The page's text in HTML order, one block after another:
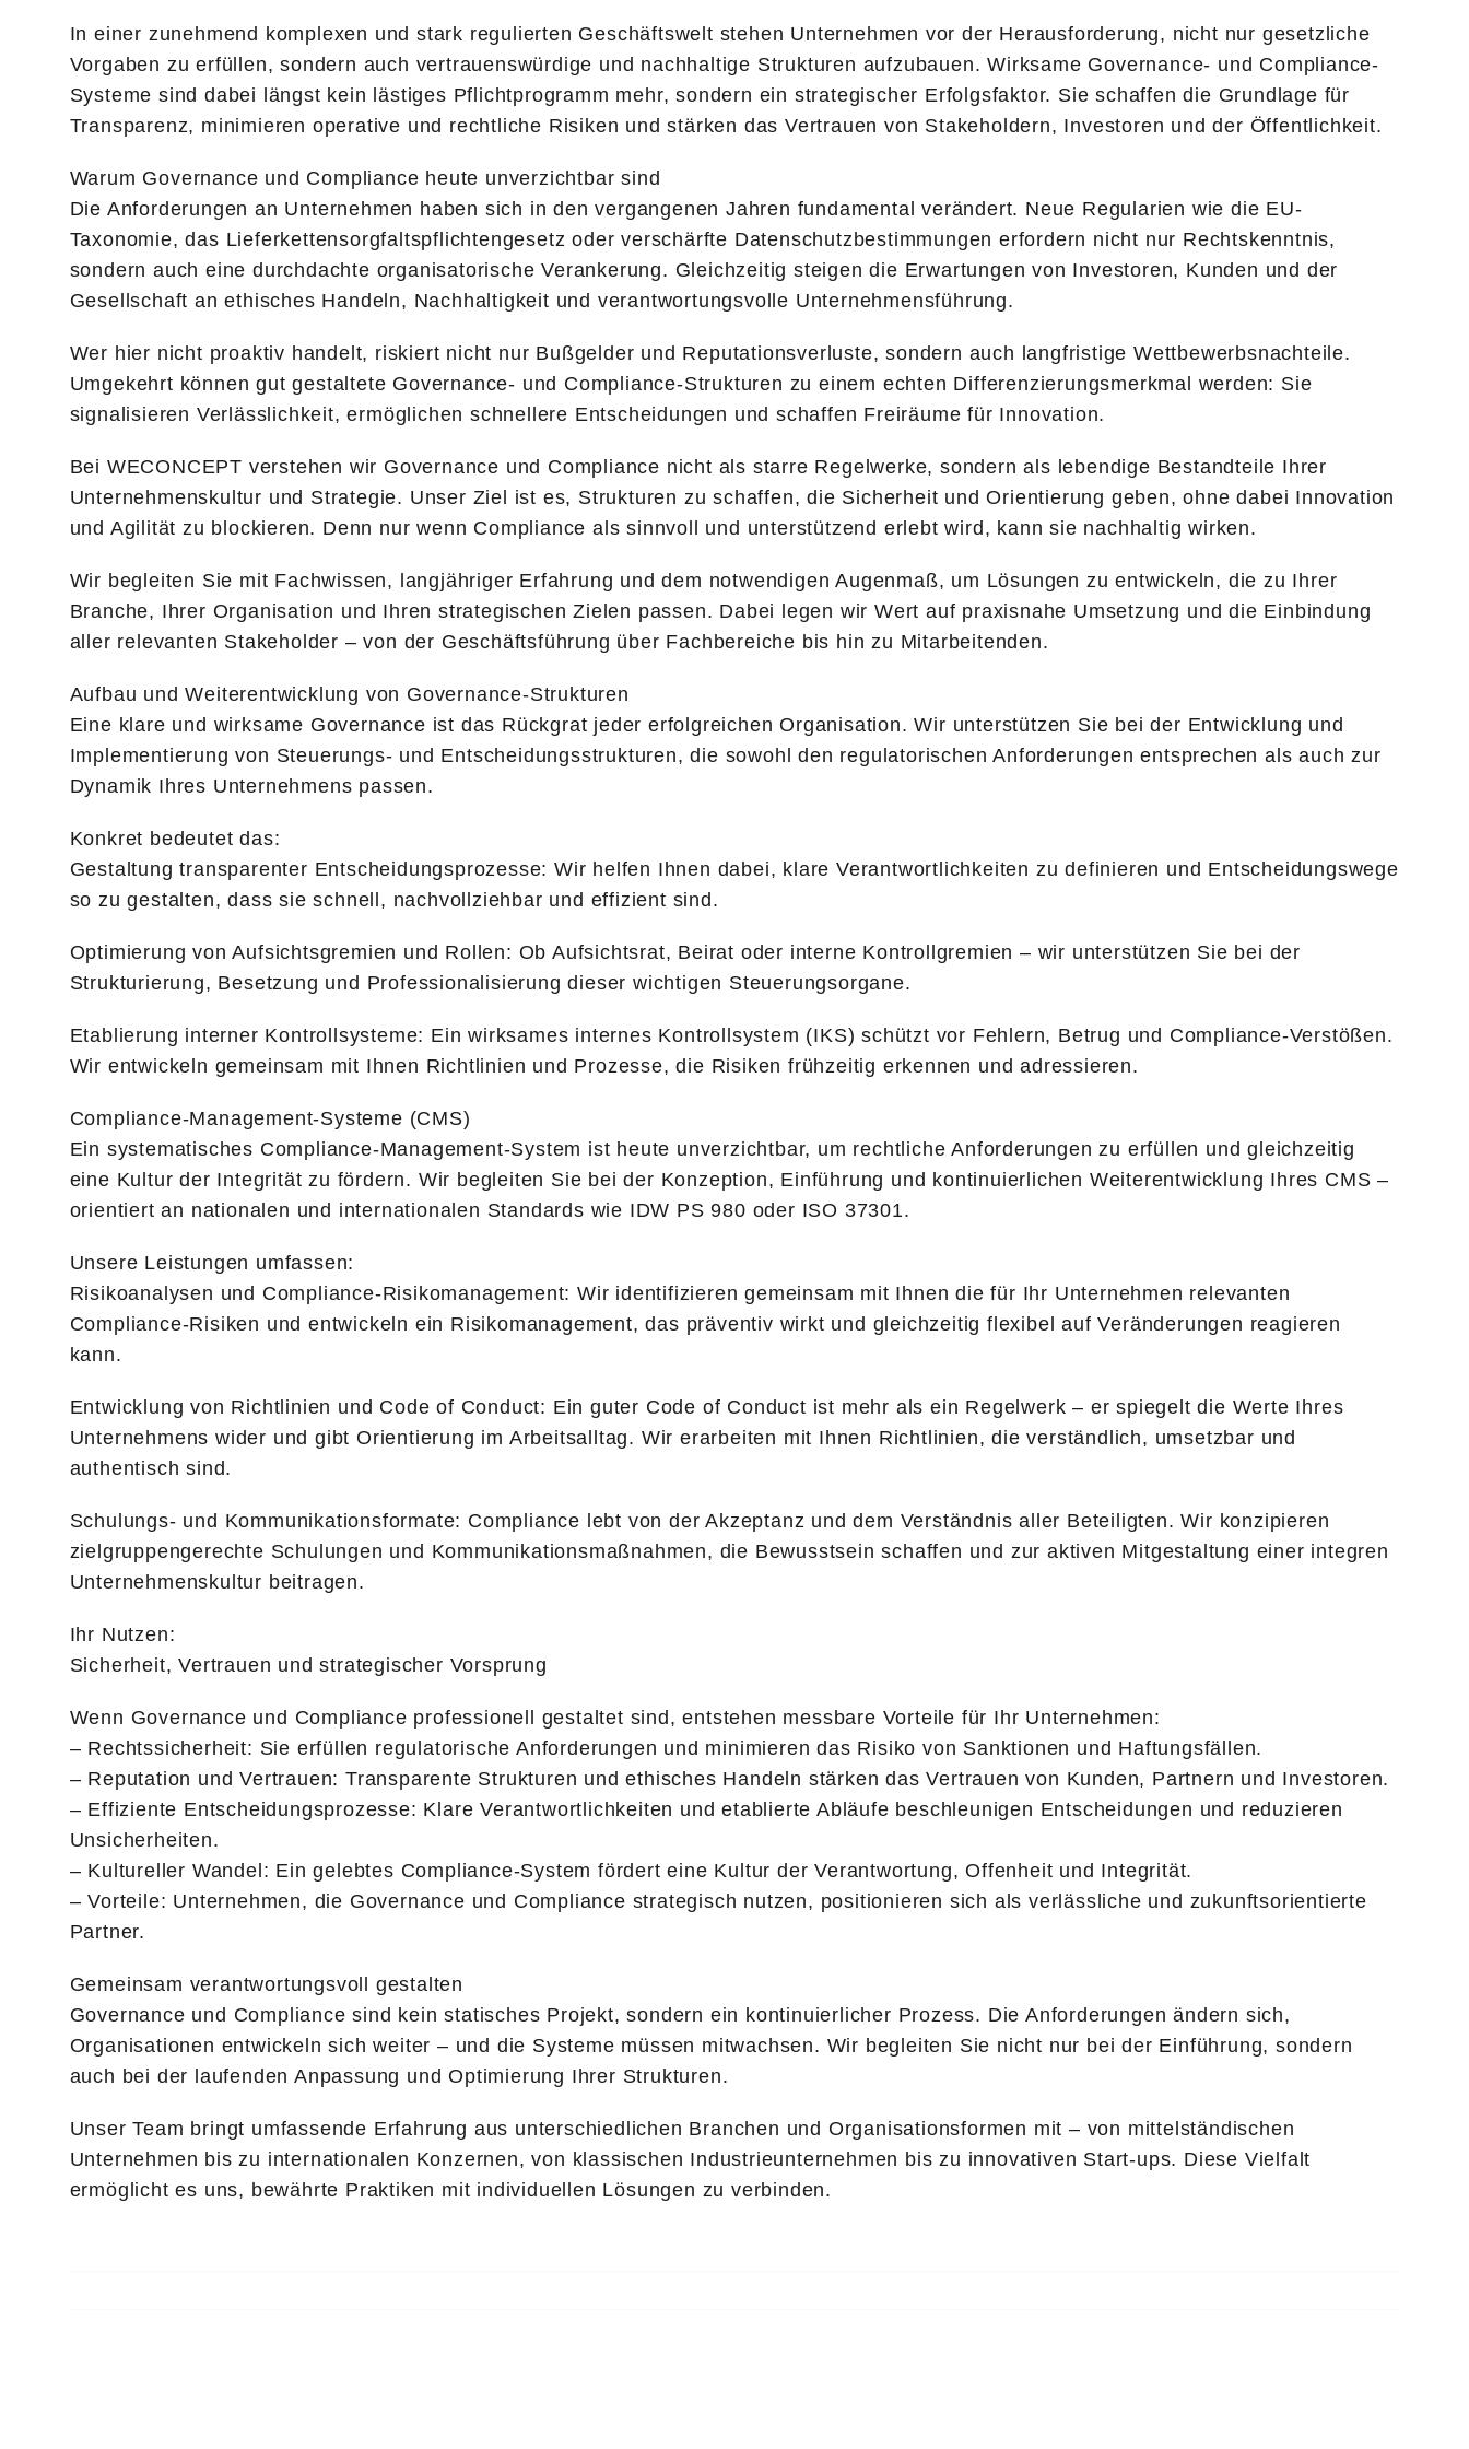
In einer zunehmend komplexen und stark regulierten Geschäftswelt stehen Unternehmen vor der Herausforderung, nicht nur gesetzliche
Vorgaben zu erfüllen, sondern auch vertrauenswürdige und nachhaltige Strukturen aufzubauen. Wirksame Governance- und Compliance-
Systeme sind dabei längst kein lästiges Pflichtprogramm mehr, sondern ein strategischer Erfolgsfaktor. Sie schaffen die Grundlage für
Transparenz, minimieren operative und rechtliche Risiken und stärken das Vertrauen von Stakeholdern, Investoren und der Öffentlichkeit.
Warum Governance und Compliance heute unverzichtbar sind
Die Anforderungen an Unternehmen haben sich in den vergangenen Jahren fundamental verändert. Neue Regularien wie die EU-
Taxonomie, das Lieferkettensorgfaltspflichtengesetz oder verschärfte Datenschutzbestimmungen erfordern nicht nur Rechtskenntnis,
sondern auch eine durchdachte organisatorische Verankerung. Gleichzeitig steigen die Erwartungen von Investoren, Kunden und der
Gesellschaft an ethisches Handeln, Nachhaltigkeit und verantwortungsvolle Unternehmensführung.
Wer hier nicht proaktiv handelt, riskiert nicht nur Bußgelder und Reputationsverluste, sondern auch langfristige Wettbewerbsnachteile.
Umgekehrt können gut gestaltete Governance- und Compliance-Strukturen zu einem echten Differenzierungsmerkmal werden: Sie
signalisieren Verlässlichkeit, ermöglichen schnellere Entscheidungen und schaffen Freiräume für Innovation.
Bei WECONCEPT verstehen wir Governance und Compliance nicht als starre Regelwerke, sondern als lebendige Bestandteile Ihrer
Unternehmenskultur und Strategie. Unser Ziel ist es, Strukturen zu schaffen, die Sicherheit und Orientierung geben, ohne dabei Innovation
und Agilität zu blockieren. Denn nur wenn Compliance als sinnvoll und unterstützend erlebt wird, kann sie nachhaltig wirken.
Wir begleiten Sie mit Fachwissen, langjähriger Erfahrung und dem notwendigen Augenmaß, um Lösungen zu entwickeln, die zu Ihrer
Branche, Ihrer Organisation und Ihren strategischen Zielen passen. Dabei legen wir Wert auf praxisnahe Umsetzung und die Einbindung
aller relevanten Stakeholder – von der Geschäftsführung über Fachbereiche bis hin zu Mitarbeitenden.
Aufbau und Weiterentwicklung von Governance-Strukturen
Eine klare und wirksame Governance ist das Rückgrat jeder erfolgreichen Organisation. Wir unterstützen Sie bei der Entwicklung und
Implementierung von Steuerungs- und Entscheidungsstrukturen, die sowohl den regulatorischen Anforderungen entsprechen als auch zur
Dynamik Ihres Unternehmens passen.
Konkret bedeutet das:
Gestaltung transparenter Entscheidungsprozesse: Wir helfen Ihnen dabei, klare Verantwortlichkeiten zu definieren und Entscheidungswege
so zu gestalten, dass sie schnell, nachvollziehbar und effizient sind.
Optimierung von Aufsichtsgremien und Rollen: Ob Aufsichtsrat, Beirat oder interne Kontrollgremien – wir unterstützen Sie bei der
Strukturierung, Besetzung und Professionalisierung dieser wichtigen Steuerungsorgane.
Etablierung interner Kontrollsysteme: Ein wirksames internes Kontrollsystem (IKS) schützt vor Fehlern, Betrug und Compliance-Verstößen.
Wir entwickeln gemeinsam mit Ihnen Richtlinien und Prozesse, die Risiken frühzeitig erkennen und adressieren.
Compliance-Management-Systeme (CMS)
Ein systematisches Compliance-Management-System ist heute unverzichtbar, um rechtliche Anforderungen zu erfüllen und gleichzeitig
eine Kultur der Integrität zu fördern. Wir begleiten Sie bei der Konzeption, Einführung und kontinuierlichen Weiterentwicklung Ihres CMS –
orientiert an nationalen und internationalen Standards wie IDW PS 980 oder ISO 37301.
Unsere Leistungen umfassen:
Risikoanalysen und Compliance-Risikomanagement: Wir identifizieren gemeinsam mit Ihnen die für Ihr Unternehmen relevanten
Compliance-Risiken und entwickeln ein Risikomanagement, das präventiv wirkt und gleichzeitig flexibel auf Veränderungen reagieren
kann.
Entwicklung von Richtlinien und Code of Conduct: Ein guter Code of Conduct ist mehr als ein Regelwerk – er spiegelt die Werte Ihres
Unternehmens wider und gibt Orientierung im Arbeitsalltag. Wir erarbeiten mit Ihnen Richtlinien, die verständlich, umsetzbar und
authentisch sind.
Schulungs- und Kommunikationsformate: Compliance lebt von der Akzeptanz und dem Verständnis aller Beteiligten. Wir konzipieren
zielgruppengerechte Schulungen und Kommunikationsmaßnahmen, die Bewusstsein schaffen und zur aktiven Mitgestaltung einer integren
Unternehmenskultur beitragen.
Ihr Nutzen:
Sicherheit, Vertrauen und strategischer Vorsprung
Wenn Governance und Compliance professionell gestaltet sind, entstehen messbare Vorteile für Ihr Unternehmen:
– Rechtssicherheit: Sie erfüllen regulatorische Anforderungen und minimieren das Risiko von Sanktionen und Haftungsfällen.
– Reputation und Vertrauen: Transparente Strukturen und ethisches Handeln stärken das Vertrauen von Kunden, Partnern und Investoren.
– Effiziente Entscheidungsprozesse: Klare Verantwortlichkeiten und etablierte Abläufe beschleunigen Entscheidungen und reduzieren
Unsicherheiten.
– Kultureller Wandel: Ein gelebtes Compliance-System fördert eine Kultur der Verantwortung, Offenheit und Integrität.
– Vorteile: Unternehmen, die Governance und Compliance strategisch nutzen, positionieren sich als verlässliche und zukunftsorientierte
Partner.
Gemeinsam verantwortungsvoll gestalten
Governance und Compliance sind kein statisches Projekt, sondern ein kontinuierlicher Prozess. Die Anforderungen ändern sich,
Organisationen entwickeln sich weiter – und die Systeme müssen mitwachsen. Wir begleiten Sie nicht nur bei der Einführung, sondern
auch bei der laufenden Anpassung und Optimierung Ihrer Strukturen.
Unser Team bringt umfassende Erfahrung aus unterschiedlichen Branchen und Organisationsformen mit – von mittelständischen
Unternehmen bis zu internationalen Konzernen, von klassischen Industrieunternehmen bis zu innovativen Start-ups. Diese Vielfalt
ermöglicht es uns, bewährte Praktiken mit individuellen Lösungen zu verbinden.